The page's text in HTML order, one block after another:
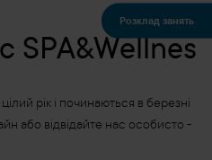
SPA&Wellnes
рік і починаються в березні
або відвідайте нас особисто -
Розклад занять